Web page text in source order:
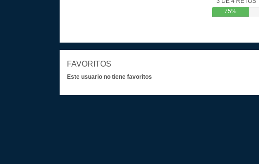
75%
FAVORITOS
Este usuario no tiene favoritos